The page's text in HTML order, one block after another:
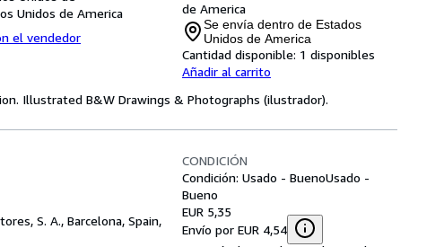
Unidos de America
el vendedor
de America
Se envía dentro de Estados
Unidos de America
Cantidad disponible: 1 disponibles
Añadir al carrito
Illustrated B&W Drawings & Photographs (ilustrador).
S. A., Barcelona, Spain,
CONDICIÓN
Condición: Usado - BuenoUsado -
Bueno
EUR 5,35
Envío por EUR 4,54